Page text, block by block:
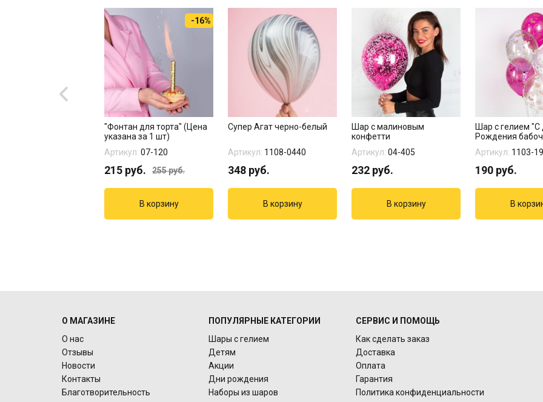
-16%
"Фонтан для торта" (Цена
указана за 1 шт)
Артикул: 07-120
215 руб. 255руб.
Супер Агат черно-белый
Артикул: 1108-0440
348 руб.
Шар с малиновым
конфетти
Артикул: 04-405
232 руб.
Шар с гелием
Рождения
Артикул: 1103-
190 руб.
О МАГАЗИНЕ
О нас
Отзывы
Новости
Контакты
Благотворительность
ПОПУЛЯРНЫЕ КАТЕГОРИИ
Шары с гелием
Детям
Акции
Дни рождения
Наборы из шаров
СЕРВИС И ПОМОЩЬ
Как сделать заказ
Доставка
Оплата
Гарантия
Политика конфиденциальности